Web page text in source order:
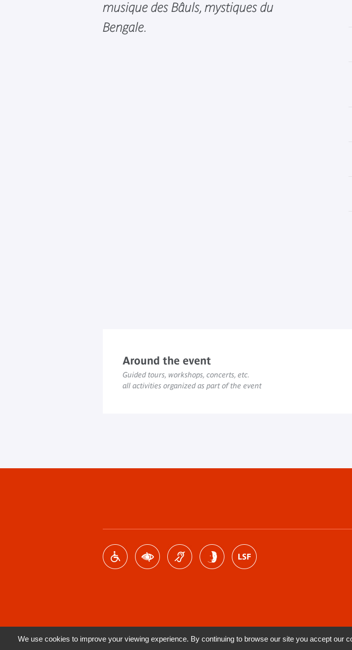
musique des Bâuls, mystiques du
Bengale.
Around the event
Guided tours, workshops, concerts, etc.
all activities organized as part of the event
menu
We use cookies to improve your viewing experience. By continuing to browse our site you accept our